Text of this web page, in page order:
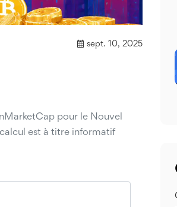
sept. 10, 2025
pour le Nouvel
est à titre informatif